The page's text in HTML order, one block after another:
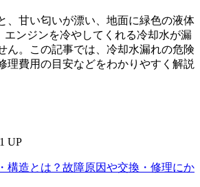
、甘い匂いが漂い、地面に緑色の液体
エンジンを冷やしてくれる冷却水が漏
ん。この記事では、冷却水漏れの危険
理費用の目安などをわかりやすく解説
UP
構造とは？故障原因や交換・修理にか